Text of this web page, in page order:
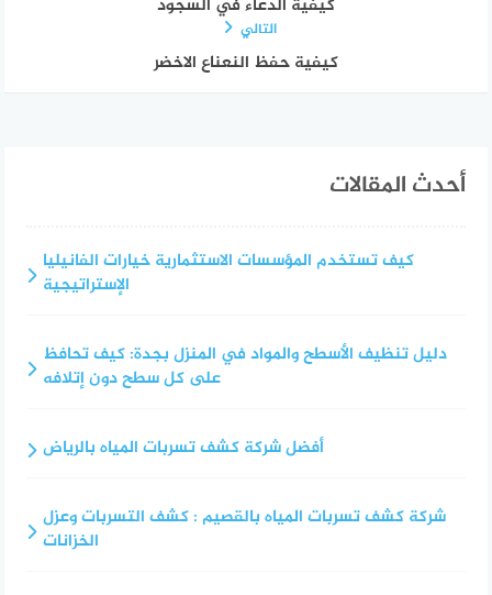
كيفية الدعاء في السجود
التالي
كيفية حفظ النعناع الاخضر
أحدث المقالات
كيف تستخدم المؤسسات الاستثمارية خيارات الفانيليا
الإستراتيجية
دليل تنظيف الأسطح والمواد في المنزل بجدة: كيف تحافظ
على كل سطح دون إتلافه
أفضل شركة كشف تسربات المياه بالرياض
شركة كشف تسربات المياه بالقصيم : كشف التسربات وعزل
الخزانات